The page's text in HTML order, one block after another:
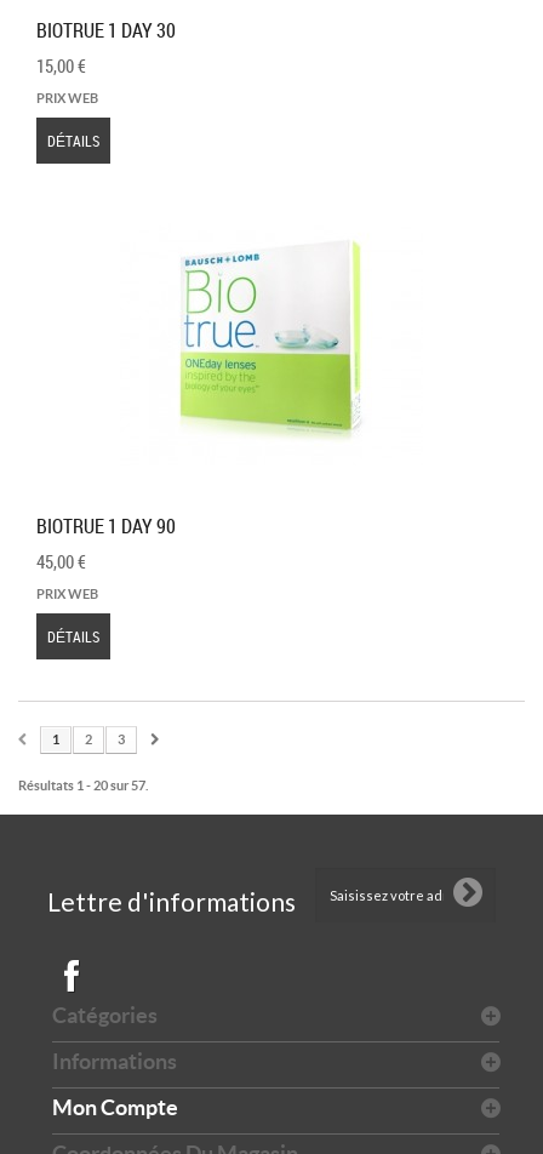
BIOTRUE 1 DAY 30
15,00 €
PRIX WEB
DÉTAILS
BIOTRUE 1 DAY 90
45,00 €
PRIX WEB
DÉTAILS
1 2 3
Résultats 1 - 20 sur 57.
Lettre d'informations
Catégories
Informations
Mon Compte